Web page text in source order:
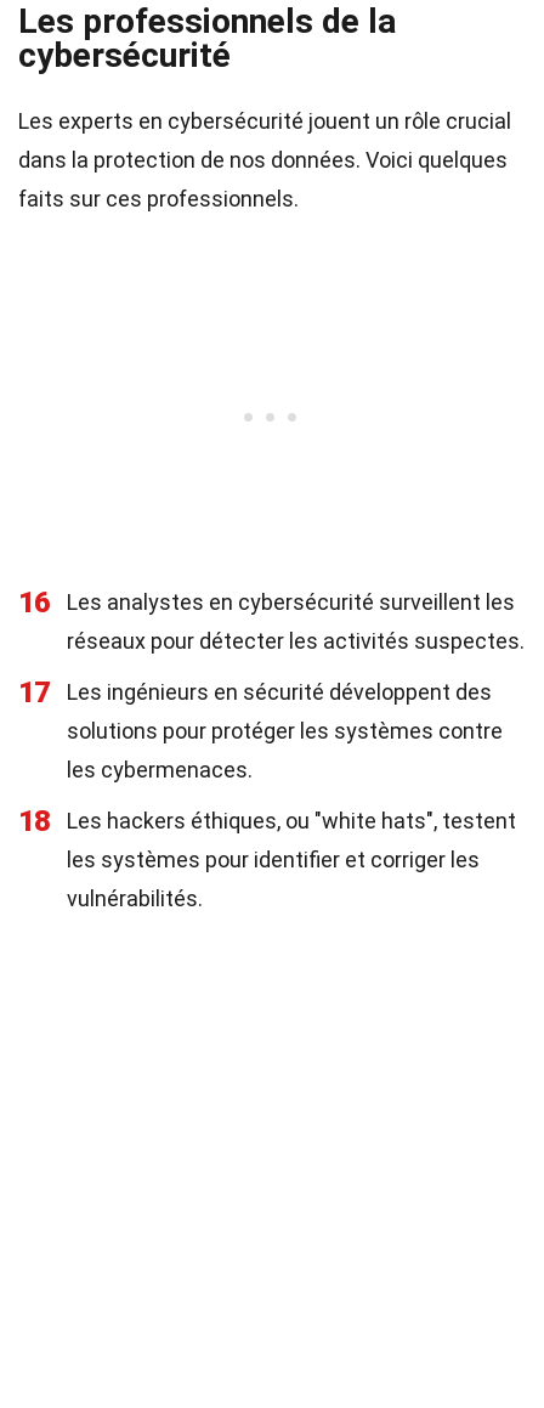
Les professionnels de la
cybersécurité
Les experts en cybersécurité jouent un rôle crucial
dans la protection de nos données. Voici quelques
faits sur ces professionnels.
16
Les analystes en cybersécurité surveillent les
réseaux pour détecter les activités suspectes.
17
Les ingénieurs en sécurité développent des
solutions pour protéger les systèmes contre
les cybermenaces.
18
Les hackers éthiques, ou "white hats", testent
les systèmes pour identifier et corriger les
vulnérabilités.